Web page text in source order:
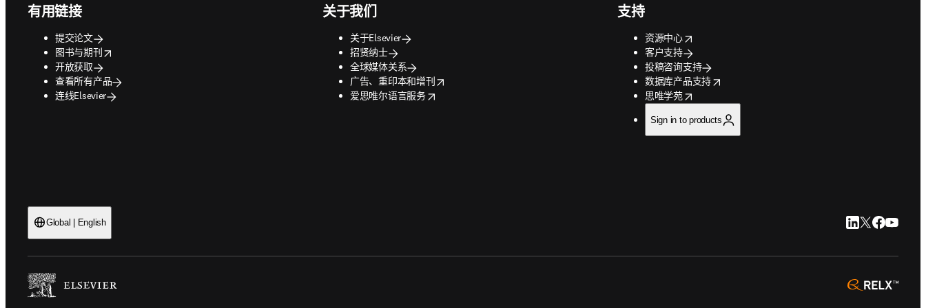
有用链接
提交论文
图书与期刊
opens in new tab/window
开放获取
查看所有产品
连线Elsevier
关于我们
关于Elsevier
招贤纳士
全球媒体关系
广告、重印本和增刊
opens in new tab/window
爱思唯尔语言服务
opens in new tab/window
支持
资源中心
opens in new tab/window
客户支持
投稿咨询支持
数据库产品支持
opens in new tab/window
思唯学苑
opens in new tab/window
Sign in to products
Global | English LinkedIn 在新的
Twitter 在新的
Facebook
YouTube
opens